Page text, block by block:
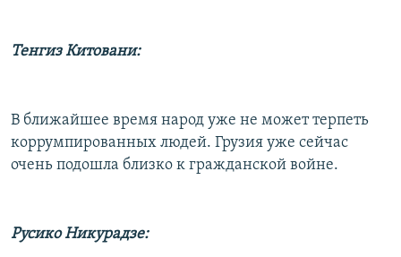
Тенгиз Китовани:
В ближайшее время народ уже не может терпеть
коррумпированных людей. Грузия уже сейчас
очень подошла близко к гражданской войне.
Русико Никурадзе: